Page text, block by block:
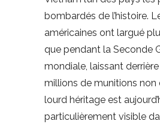
bombardés de l’histoire.
américaines ont largué
que pendant la Seconde
mondiale, laissant
millions de munitions non
lourd héritage est
particulièrement visible